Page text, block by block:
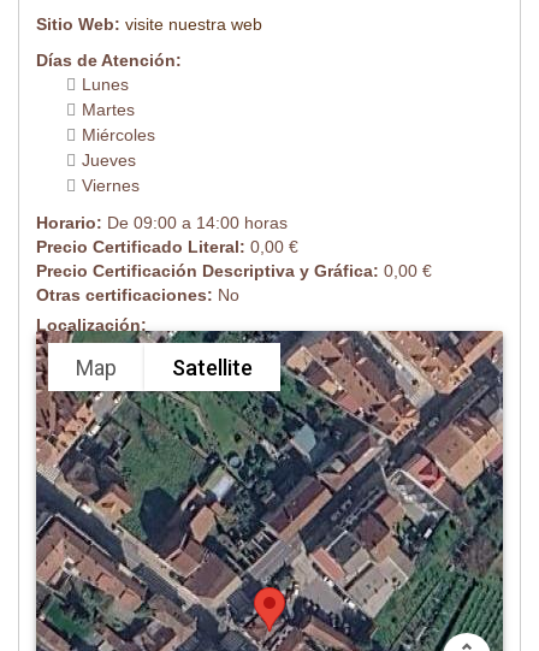
Sitio Web: visite nuestra web
Días de Atención:
Lunes
Martes
Miércoles
Jueves
Viernes
Horario: De 09:00 a 14:00 horas
Precio Certificado Literal: 0,00 €
Precio Certificación Descriptiva y Gráfica: 0,00 €
Otras certificaciones: No
Localización:
Map Satellite